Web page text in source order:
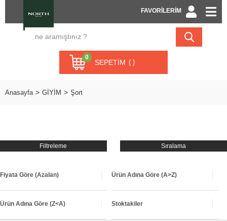
FAVORİLERİM
SEPETIM
0
Anasayfa GİYİM Şort
Filtreleme Sıralama
Fiyata Göre (Azalan) Ürün Adına Göre (A>Z)
Ürün Adına Göre (Z<A) Stoktakiler